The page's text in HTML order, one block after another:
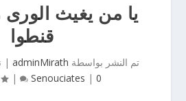
يا من يغيث
قنطوا
تم النشر بواسطة adminMirath
|
Senouciates | 0
|